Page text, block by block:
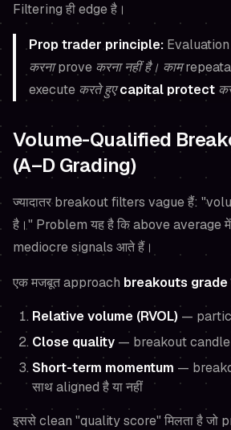
Filtering ही edge है।
Prop trader principle: Evaluation
करना prove करना नहीं है। काम
execute करते हुएcapital protect
Volume-Qualified
(A–D Grading)
ज्यादातर breakout filters vague हैं:
है।" Problem यह है किabove average
mediocre signals आते हैं।
एक मजबूत approach breakouts grade
Relative volume (RVOL) —
Close quality — breakout candle
Short-term momentum —
साथ aligned है या नहीं
इससे clean "quality score" मिलता है जो